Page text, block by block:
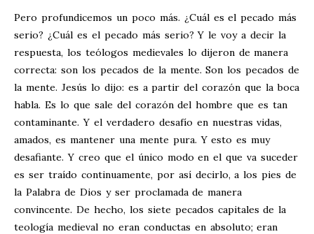
Pero profundicemos un poco más. ¿Cuál es el pecado más
serio? ¿Cuál es el pecado más serio? Y le voy a decir la
respuesta, los teólogos medievales lo dijeron de manera
correcta: son los pecados de la mente. Son los pecados de
la mente. Jesús lo dijo: es a partir del corazón que la boca
habla. Es lo que sale del corazón del hombre que es tan
contaminante. Y el verdadero desafío en nuestras vidas,
amados, es mantener una mente pura. Y esto es muy
desafiante. Y creo que el único modo en el que va suceder
es ser traído continuamente, por así decirlo, a los pies de
la Palabra de Dios y ser proclamada de manera
convincente. De hecho, los siete pecados capitales de la
teología medieval no eran conductas en absoluto; eran